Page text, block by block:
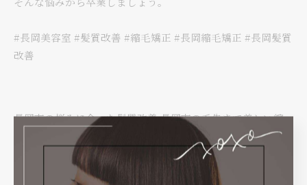
#長岡美容室 #髪質改善 #縮毛矯正 #長岡縮毛矯正 #長岡髪質
改善
長岡市の悩みに合った髪質改善長岡市の毛先まで美しい縮
縮毛矯正